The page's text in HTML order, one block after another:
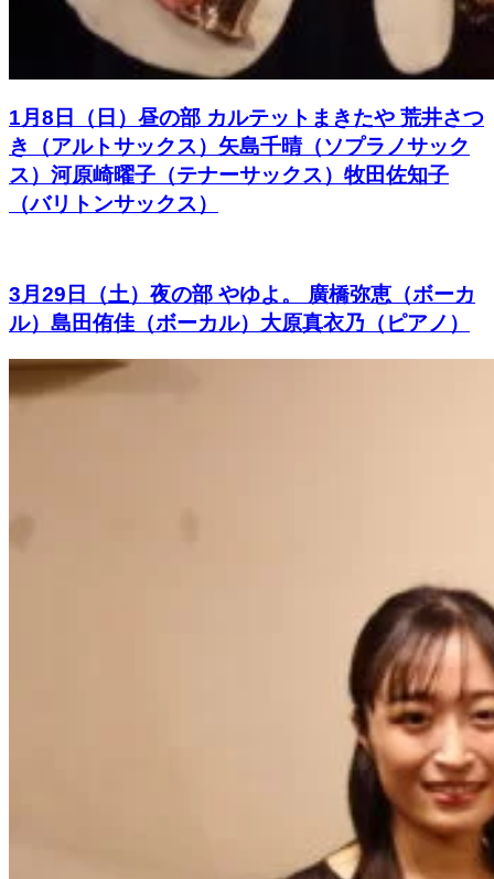
1月8日（日）昼の部 カルテットまきたや 荒井さつ
き（アルトサックス）矢島千晴（ソプラノサック
ス）河原崎曜子（テナーサックス）牧田佐知子
（バリトンサックス）
3月29日（土）夜の部 やゆよ。 廣橋弥恵（ボーカ
ル）島田侑佳（ボーカル）大原真衣乃（ピアノ）